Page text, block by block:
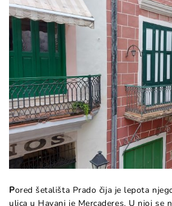
Pored šetališta Prado čija je lepota
ulica u Havani je Mercaderes. U njoj se